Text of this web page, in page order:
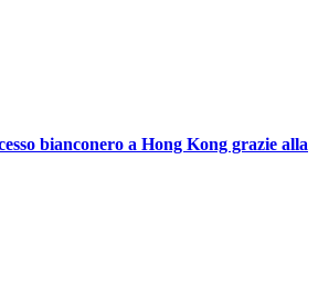
bianconero a Hong Kong grazie alla